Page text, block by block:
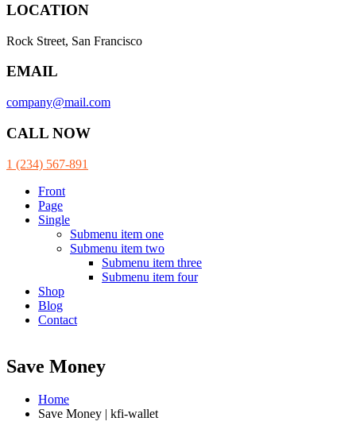
LOCATION
Rock Street, San Francisco
EMAIL
company@mail.com
CALL NOW
1 (234) 567-891
Front
Page
Single
Submenu item one
Submenu item two
Submenu item three
Submenu item four
Shop
Blog
Contact
Save Money
Home
Save Money | kfi-wallet